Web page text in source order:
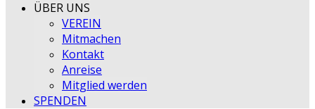
ÜBER UNS
VEREIN
Mitmachen
Kontakt
Anreise
Mitglied werden
SPENDEN